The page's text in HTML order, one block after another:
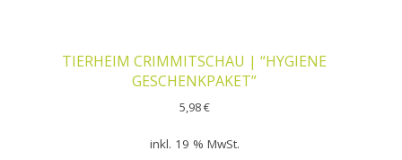
TIERHEIM CRIMMITSCHAU | “HYGIENE
GESCHENKPAKET”
5,98€
inkl. 19 % MwSt.